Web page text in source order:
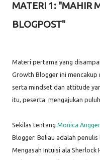
MATERI 1: "MAHIR
BLOGPOST"
Materi pertama yang
Growth Blogger ini
serta mindset dan attitude
itu, peserta mengajukan
Sekilas tentang Monica
Blogger. Beliau adalah
Mengasah Intuisi ala Sherlock